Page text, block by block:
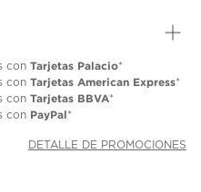
con Tarjetas Palacio*
con Tarjetas American Express*
con Tarjetas BBVA*
con PayPal*
DETALLE DE PROMOCIONES